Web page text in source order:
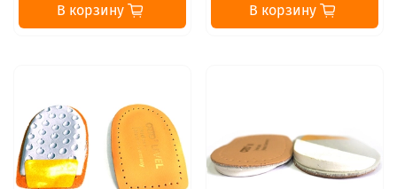
В корзину В корзину